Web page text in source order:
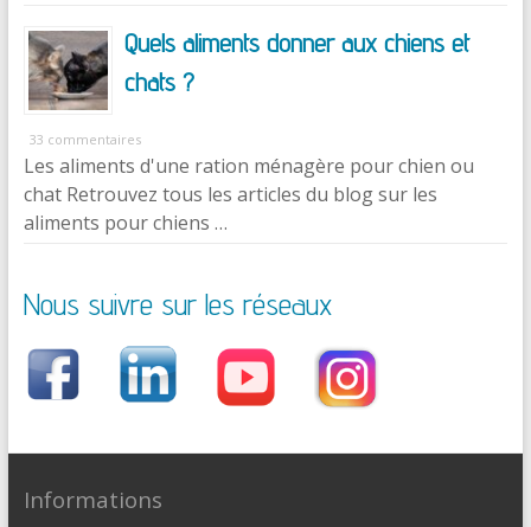
Quels aliments donner aux chiens et
chats ?
33 commentaires
Les aliments d'une ration ménagère pour chien ou
chat Retrouvez tous les articles du blog sur les
aliments pour chiens …
Nous suivre sur les réseaux
Informations